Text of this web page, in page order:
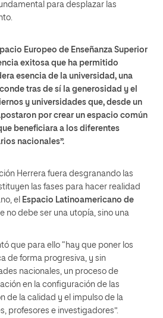
para desplazar las
Europeo de Enseñanza Superior
exitosa que ha permitido
esencia de la universidad, una
tras de sí la generosidad y el
y universidades que, desde un
por crear un espacio común
beneficiara a los diferentes
nacionales”.
Herrera fuera desgranando las
las fases para hacer realidad
el Espacio Latinoamericano de
no debe ser una utopía, sino una
que para ello “hay que poner los
de forma progresiva, y sin
nacionales, un proceso de
en la configuración de las
de la calidad y el impulso de la
profesores e investigadores”.